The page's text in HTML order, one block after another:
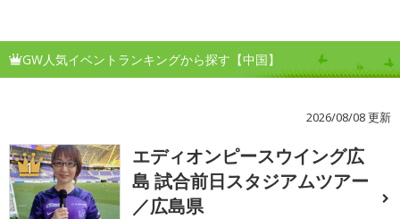
GW人気イベントランキングから探す【中国】
2026/08/08 更新
1
エディオンピースウイング広
島 試合前日スタジアムツアー
／広島県